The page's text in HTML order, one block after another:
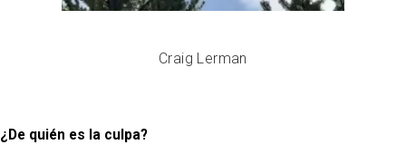
Craig Lerman
¿De quién es la culpa?